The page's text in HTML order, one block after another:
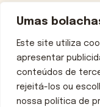
Umas
Este site utiliza
apresentar
conteúdos de
rejeitá-los ou
nossa política de